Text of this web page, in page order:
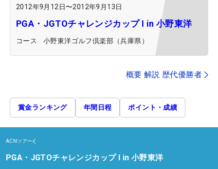
2012年9月12日〜2012年9月13日
PGA・JGTOチャレンジカップ I in 小野東洋
コース 小野東洋ゴルフ倶楽部（兵庫県）
概要 解説 歴代優勝者
賞金ランキング 年間日程 ポイント・成績
ACNツアー
PGA・JGTOチャレンジカップ I in 小野東洋